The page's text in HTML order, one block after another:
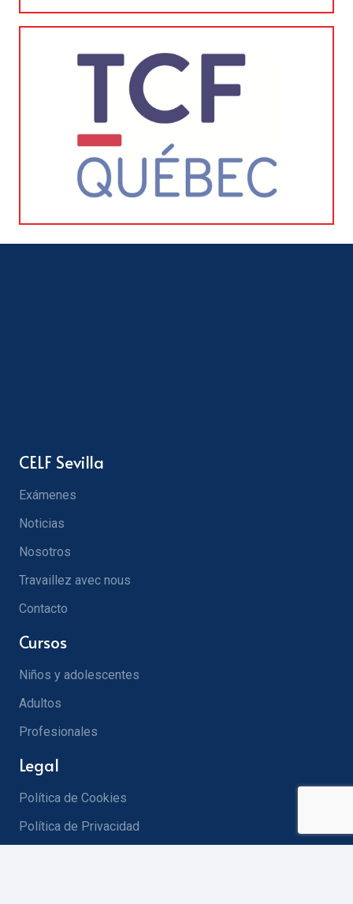
CELF Sevilla
Exámenes
Noticias
Nosotros
Travaillez avec nous
Contacto
Cursos
Niños y adolescentes
Adultos
Profesionales
Legal
Política de Cookies
Política de Privacidad